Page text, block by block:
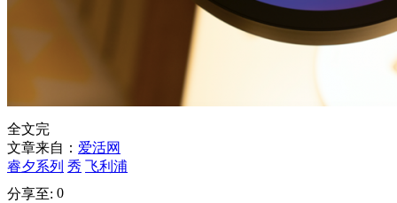
全文完
文章来自： 爱活网
睿夕系列 秀 飞利浦
分享至: 0